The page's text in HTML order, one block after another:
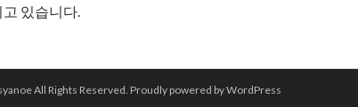
있습니다.
– S펜(S-pen) 대신 사용/호환 가능한 와콤펜 정보
All Rights Reserved. Proudly powered by WordPress